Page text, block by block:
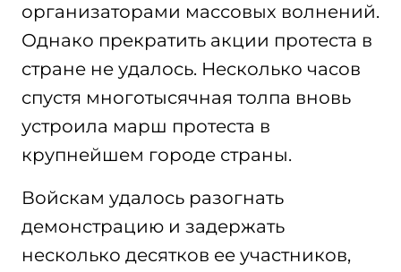
организаторами массовых волнений.
Однако прекратить акции протеста в
стране не удалось. Несколько часов
спустя многотысячная толпа вновь
устроила марш протеста в
крупнейшем городе страны.
Войскам удалось разогнать
демонстрацию и задержать
несколько десятков ее участников,